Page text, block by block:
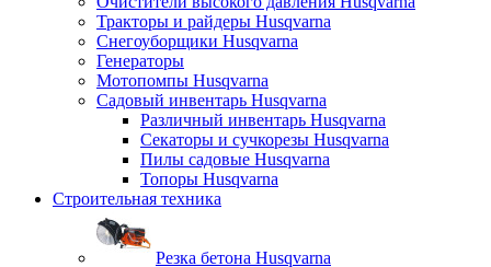
Тракторы и райдеры Husqvarna
Снегоуборщики Husqvarna
Генераторы
Мотопомпы Husqvarna
Садовый инвентарь Husqvarna
Различный инвентарь Husqvarna
Секаторы и сучкорезы Husqvarna
Пилы садовые Husqvarna
Топоры Husqvarna
Строительная техника
Резка бетона Husqvarna